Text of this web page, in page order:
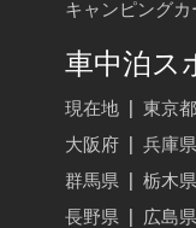
キャンピング
車中泊ス
現在地 東京都
大阪府
兵庫県
群馬県
栃木県
長野県
広島県